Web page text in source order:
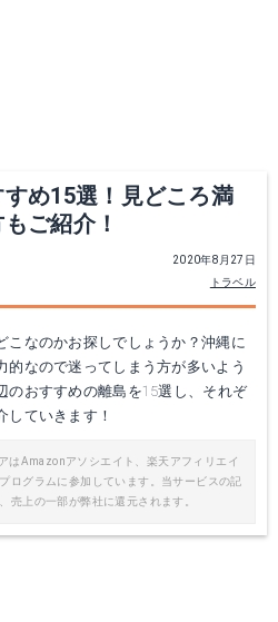
め15選！見どころ満
ご紹介！
2020年8月27日
トラベル
こなのかお探しでしょうか？沖縄に
的なので迷ってしまう方が多いよう
のおすすめの離島を15選し、それぞ
していきます！
はAmazonアソシエイト、楽天アフィリエイ
ログラムに参加しています。当サービスの記
売上の一部が弊社に還元されます。